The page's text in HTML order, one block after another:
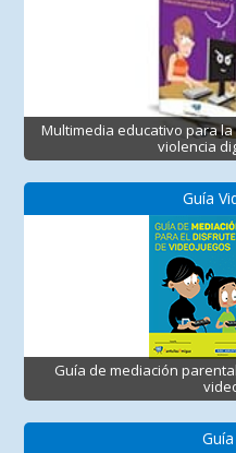
Multimedia educativo para
violencia
Guía
Guía de mediación